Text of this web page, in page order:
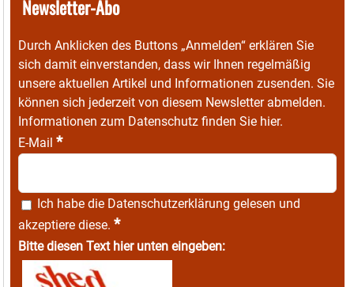
Newsletter-Abo
Durch Anklicken des Buttons „Anmelden“ erklären Sie
sich damit einverstanden, dass wir Ihnen regelmäßig
unsere aktuellen Artikel und Informationen zusenden. Sie
können sich jederzeit von diesem Newsletter abmelden.
Informationen zum Datenschutz finden Sie hier.
E-Mail *
Ich habe die Datenschutzerklärung gelesen und
akzeptiere diese. *
Bitte diesen Text hier unten eingeben: